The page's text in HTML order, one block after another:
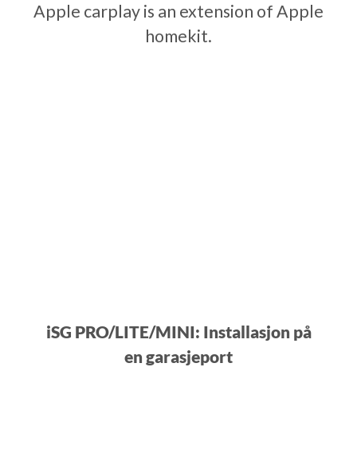
Apple carplay is an extension of Apple
homekit.
iSG PRO/LITE/MINI: Installasjon på
en garasjeport